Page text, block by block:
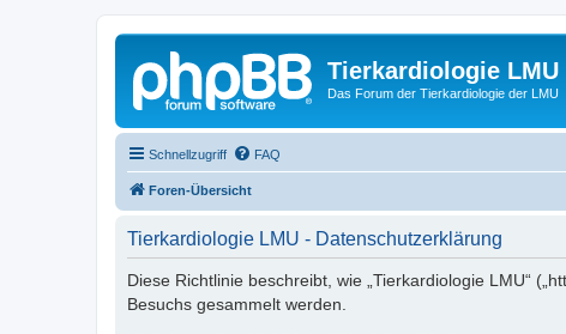
Tierkardiologie LMU
Das Forum der Tierkardiologie der LMU
Schnellzugriff FAQ
Foren-Übersicht
Tierkardiologie LMU - Datenschutzerklärung
Diese Richtlinie beschreibt, wie „Tierkardiologie LMU“
Besuchs gesammelt werden.